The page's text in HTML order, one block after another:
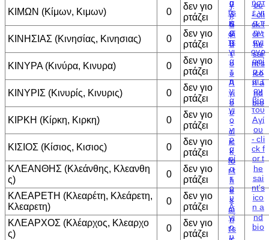
ΚΙΜΩΝ (Κίμων, Κιμων) 0
δεν γιο
ρτάζει
ΚΙΝΗΣΙΑΣ (Κινησίας, Κινησιας) 0
δεν γιο
ρτάζει
ΚΙΝΥΡΑ (Κινύρα, Κινυρα) 0
δεν γιο
ρτάζει
ΚΙΝΥΡΙΣ (Κινυρίς, Κινυρις) 0
δεν γιο
ρτάζει
ΚΙΡΚΗ (Κίρκη, Κιρκη) 0
δεν γιο
ρτάζει
ΚΙΣΙΟΣ (Κίσιος, Κισιος) 0
δεν γιο
ρτάζει
ΚΛΕΑΝΘΗΣ (Κλεάνθης, Κλεανθη
ς)
0
δεν γιο
ρτάζει
ΚΛΕΑΡΕΤΗ (Κλεαρέτη, Κλεάρετη,
Κλεαρετη)
0
δεν γιο
ρτάζει
ΚΛΕΑΡΧΟΣ (Κλέαρχος, Κλεαρχο
ς)
0
δεν γιο
ρτάζει